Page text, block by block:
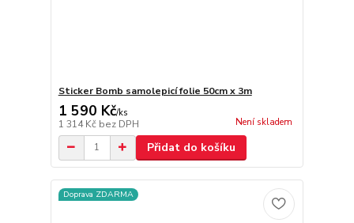
Sticker Bomb samolepicí folie 50cm x 3m
1 590 Kč/ks
1 314 Kč bez DPH Není skladem
Přidat do košíku
Doprava ZDARMA